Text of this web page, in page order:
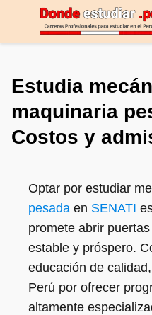
Estudia
maquinaria
Costos y
Optar por estudiar
pesada en SENATI
promete abrir
estable y próspero.
educación de
Perú por ofrecer
altamente